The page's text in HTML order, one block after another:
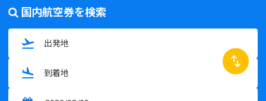
国内航空券を検索
swap_horiz